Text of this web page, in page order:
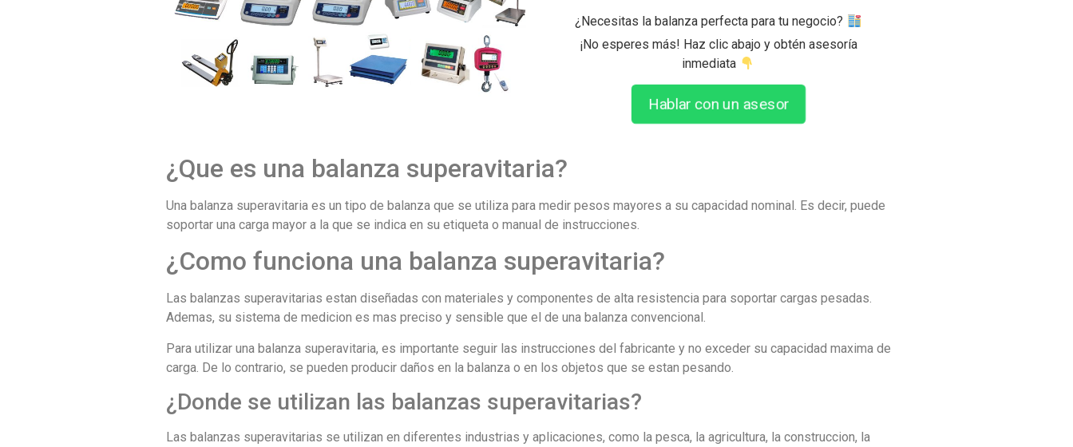
¿Necesitas la balanza perfecta para tu negocio?
¡No esperes más! Haz clic abajo y obtén asesoría
inmediata
Hablar con un asesor
¿Que es una balanza superavitaria?
Una balanza superavitaria es un tipo de balanza que se utiliza para medir pesos mayores a su capacidad nominal. Es decir, puede
soportar una carga mayor a la que se indica en su etiqueta o manual de instrucciones.
¿Como funciona una balanza superavitaria?
Las balanzas superavitarias estan diseñadas con materiales y componentes de alta resistencia para soportar cargas pesadas.
Ademas, su sistema de medicion es mas preciso y sensible que el de una balanza convencional.
Para utilizar una balanza superavitaria, es importante seguir las instrucciones del fabricante y no exceder su capacidad maxima de
carga. De lo contrario, se pueden producir daños en la balanza o en los objetos que se estan pesando.
¿Donde se utilizan las balanzas superavitarias?
Las balanzas superavitarias se utilizan en diferentes industrias y aplicaciones, como la pesca, la agricultura, la construccion, la